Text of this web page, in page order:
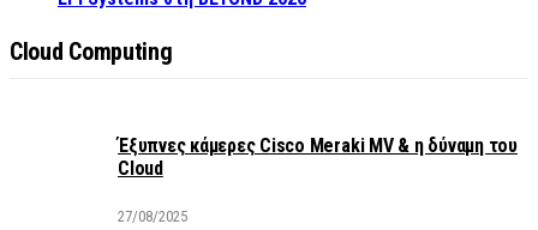
Cloud Computing
Έξυπνες κάμερες Cisco Meraki MV & η δύναμη του
Cloud
27/08/2025